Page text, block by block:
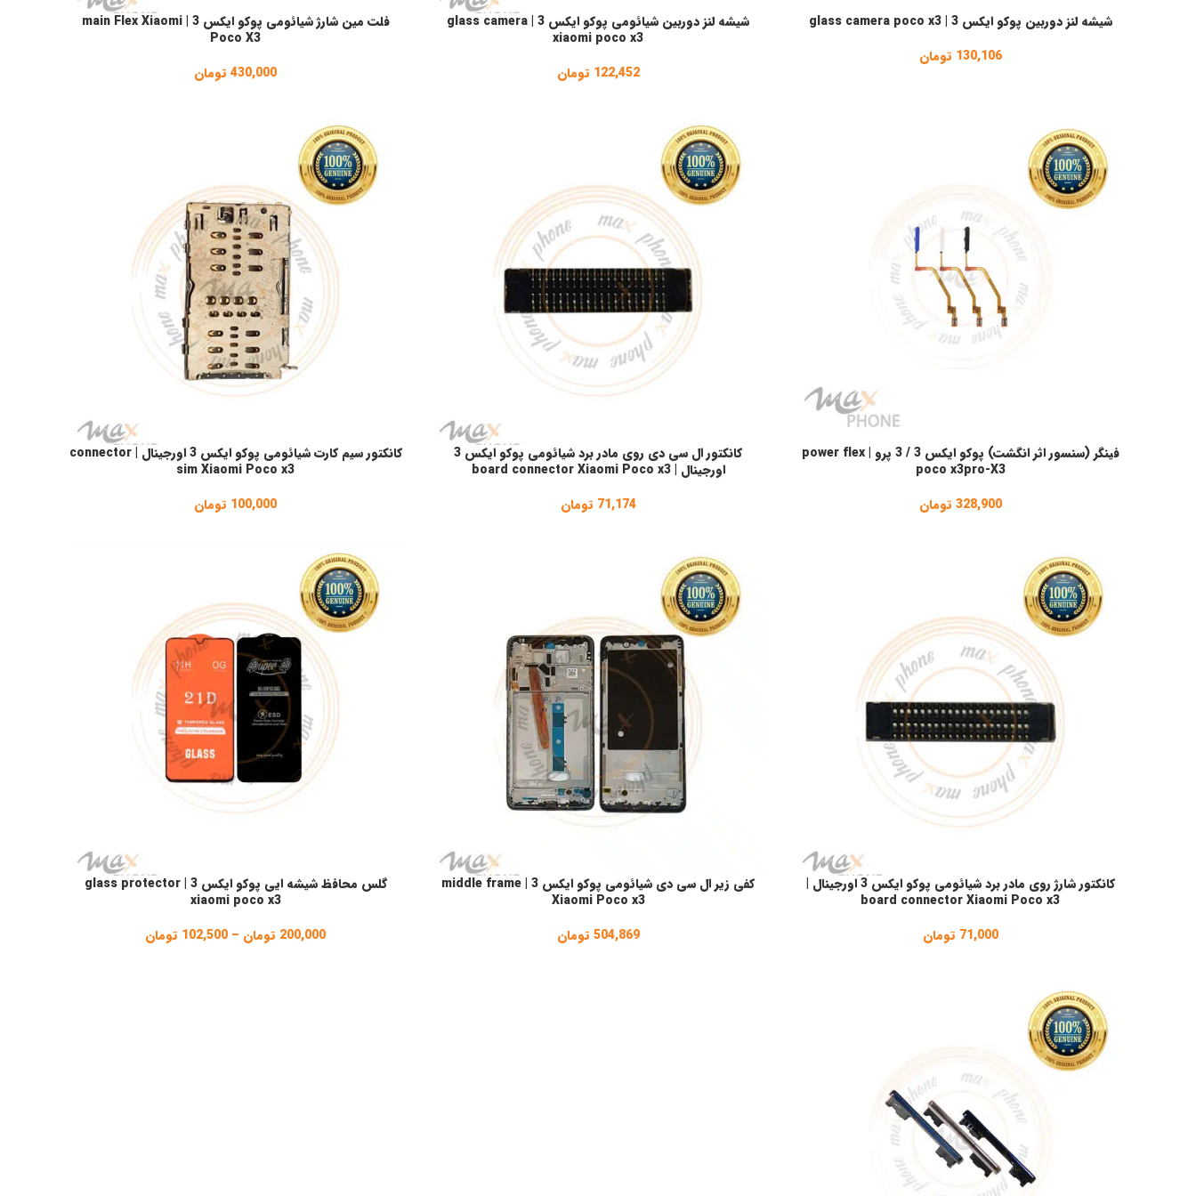
انتخاب گزینه ها
شیشه لنز دوربین پوکو ایکس 3 | glass camera poco x3
130,106 تومان
افزودن به سبد خرید
شیشه لنز دوربین شیائومی پوکو ایکس 3 | glass camera
xiaomi poco x3
122,452 تومان
انتخاب گزینه ها
فلت مین شارژ شیائومی پوکو ایکس 3 | main Flex Xiaomi
Poco X3
430,000 تومان
انتخاب گزینه ها
فینگر (سنسور اثر انگشت) پوکو ایکس 3 / 3 پرو | power flex
poco x3pro-X3
328,900 تومان
افزودن به سبد خرید
کانکتور ال سی دی روی مادر برد شیائومی پوکو ایکس 3
اورجینال | board connector Xiaomi Poco x3
71,174 تومان
افزودن به سبد خرید
کانکتور سیم کارت شیائومی پوکو ایکس 3 اورجینال | connector
sim Xiaomi Poco x3
100,000 تومان
افزودن به سبد خرید
کانکتور شارژ روی مادر برد شیائومی پوکو ایکس 3 اورجینال |
board connector Xiaomi Poco x3
71,000 تومان
انتخاب گزینه ها
کفی زیر ال سی دی شیائومی پوکو ایکس 3 | middle frame
Xiaomi Poco x3
504,869 تومان
انتخاب گزینه ها
گلس محافظ شیشه ایی پوکو ایکس 3 | glass protector
xiaomi poco x3
200,000 تومان –
102,500 تومان